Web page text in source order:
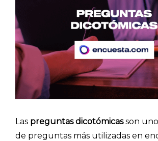
Las preguntas dicotómicasson
de preguntas más utilizadas en